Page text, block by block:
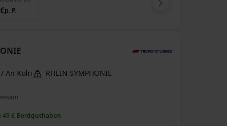
p. P.
An Köln RHEIN SYMPHONIE
49 € Bordguthaben